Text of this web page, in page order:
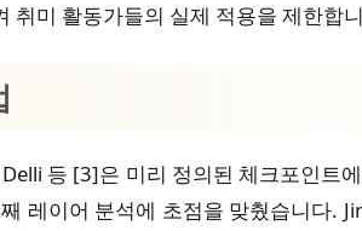
취미 활동가들의 실제 적용을 제한합
등 [3]은 미리 정의된 체크포인트
레이어 분석에 초점을 맞췄습니다.